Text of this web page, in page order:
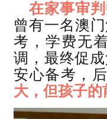
在家事审
曾有一名澳
考，学费无
调，最终促
安心备考，
大，但孩子的